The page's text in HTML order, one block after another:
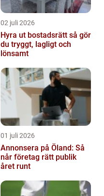
02 juli 2026
Hyra ut bostadsrätt så gör
du tryggt, lagligt och
lönsamt
01 juli 2026
Annonsera på Öland: Så
når företag rätt publik
året runt